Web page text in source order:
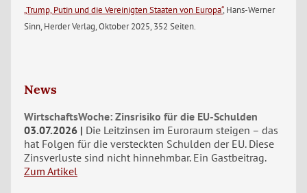
„Trump, Putin und die Vereinigten Staaten von Europa“, Hans-Werner
Sinn, Herder Verlag, Oktober 2025, 352 Seiten.
News
WirtschaftsWoche: Zinsrisiko für die EU-Schulden
03.07.2026
Die Leitzinsen im Euroraum steigen – das
hat Folgen für die versteckten Schulden der EU. Diese
Zinsverluste sind nicht hinnehmbar. Ein Gastbeitrag.
Zum Artikel